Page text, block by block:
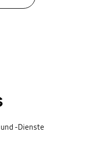
-Dienste